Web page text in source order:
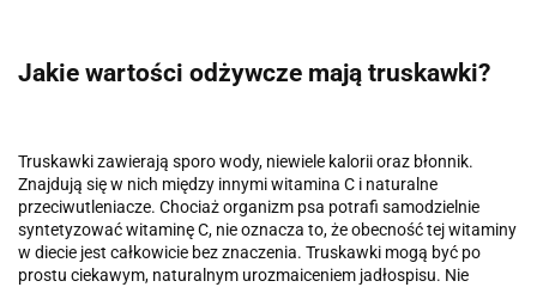
Jakie wartości odżywcze mają truskawki?
Truskawki zawierają sporo wody, niewiele kalorii oraz błonnik.
Znajdują się w nich między innymi witamina C i naturalne
przeciwutleniacze. Chociaż organizm psa potrafi samodzielnie
syntetyzować witaminę C, nie oznacza to, że obecność tej witaminy
w diecie jest całkowicie bez znaczenia. Truskawki mogą być po
prostu ciekawym, naturalnym urozmaiceniem jadłospisu. Nie